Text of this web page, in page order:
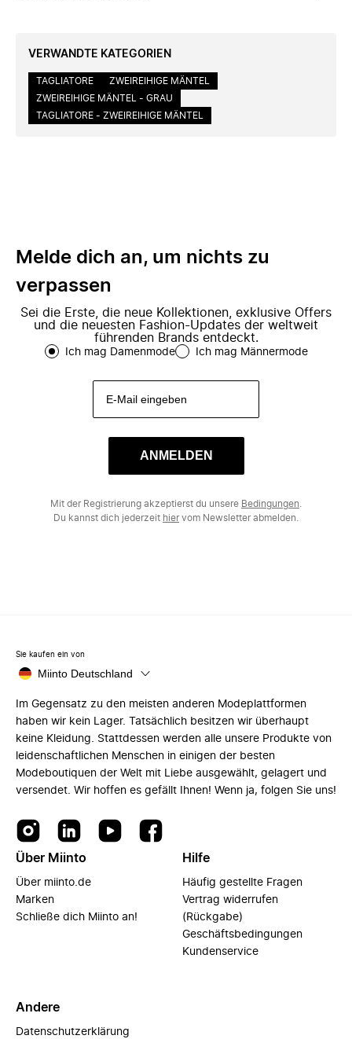
VERWANDTE KATEGORIEN
TAGLIATORE
ZWEIREIHIGE MÄNTEL
ZWEIREIHIGE MÄNTEL - GRAU
TAGLIATORE - ZWEIREIHIGE MÄNTEL
Melde dich an, um nichts zu
verpassen
Sei die Erste, die neue Kollektionen, exklusive Offers
und die neuesten Fashion-Updates der weltweit
führenden Brands entdeckt.
Ich mag Damenmode Ich mag Männermode
ANMELDEN
Mit der Registrierung akzeptierst du unsere Bedingungen
Du kannst dich jederzeit hiervom Newsletter abmelden.
Sie kaufen ein von
Miinto Deutschland
Im Gegensatz zu den meisten anderen Modeplattformen
haben wir kein Lager. Tatsächlich besitzen wir überhaupt
keine Kleidung. Stattdessen werden alle unsere Produkte von
leidenschaftlichen Menschen in einigen der besten
Modeboutiquen der Welt mit Liebe ausgewählt, gelagert und
versendet. Wir hoffen es gefällt Ihnen! Wenn ja, folgen Sie uns!
Über Miinto
Über miinto.de
Marken
Schließe dich Miinto an!
Hilfe
Häufig gestellte Fragen
Vertrag widerrufen
(Rückgabe)
Geschäftsbedingungen
Kundenservice
Andere
Datenschutzerklärung